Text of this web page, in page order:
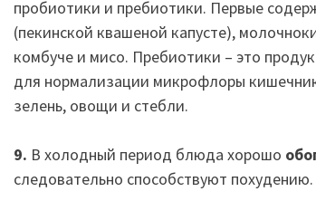
пробиотики и пребиотики. Первые
(пекинской квашеной капусте),
комбуче и мисо. Пребиотики – это
для нормализации микрофлоры
зелень, овощи и стебли.
9. В холодный период блюда хорошо
следовательно способствуют